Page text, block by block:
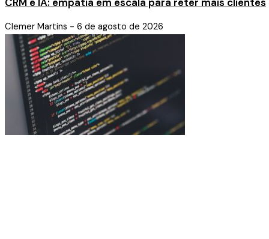
Clemer Martins 6 de agosto de 2026